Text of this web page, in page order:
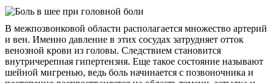
В межпозвонковой области располагается множество артерий
и вен. Именно давление в этих сосудах затрудняет отток
венозной крови из головы. Следствием становится
внутричерепная гипертензия. Еще такое состояние называют
шейной мигренью, ведь боль начинается с позвоночника и